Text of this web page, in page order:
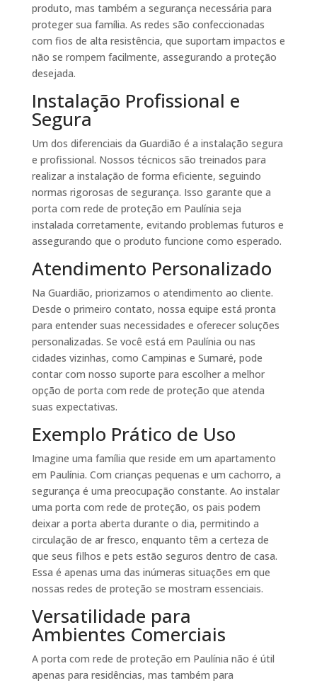
produto, mas também a segurança necessária para
proteger sua família. As redes são confeccionadas
com fios de alta resistência, que suportam impactos e
não se rompem facilmente, assegurando a proteção
desejada.
Instalação Profissional e
Segura
Um dos diferenciais da Guardião é a instalação segura
e profissional. Nossos técnicos são treinados para
realizar a instalação de forma eficiente, seguindo
normas rigorosas de segurança. Isso garante que a
porta com rede de proteção em Paulínia seja
instalada corretamente, evitando problemas futuros e
assegurando que o produto funcione como esperado.
Atendimento Personalizado
Na Guardião, priorizamos o atendimento ao cliente.
Desde o primeiro contato, nossa equipe está pronta
para entender suas necessidades e oferecer soluções
personalizadas. Se você está em Paulínia ou nas
cidades vizinhas, como Campinas e Sumaré, pode
contar com nosso suporte para escolher a melhor
opção de porta com rede de proteção que atenda
suas expectativas.
Exemplo Prático de Uso
Imagine uma família que reside em um apartamento
em Paulínia. Com crianças pequenas e um cachorro, a
segurança é uma preocupação constante. Ao instalar
uma porta com rede de proteção, os pais podem
deixar a porta aberta durante o dia, permitindo a
circulação de ar fresco, enquanto têm a certeza de
que seus filhos e pets estão seguros dentro de casa.
Essa é apenas uma das inúmeras situações em que
nossas redes de proteção se mostram essenciais.
Versatilidade para
Ambientes Comerciais
A porta com rede de proteção em Paulínia não é útil
apenas para residências, mas também para